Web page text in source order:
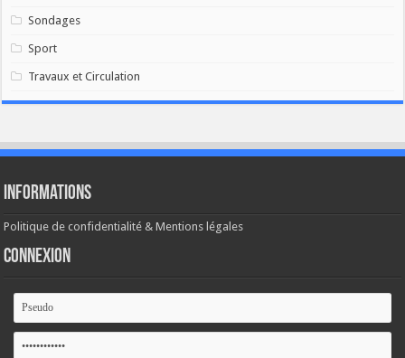
Sondages
Sport
Travaux et Circulation
Informations
Politique de confidentialité & Mentions légales
Connexion